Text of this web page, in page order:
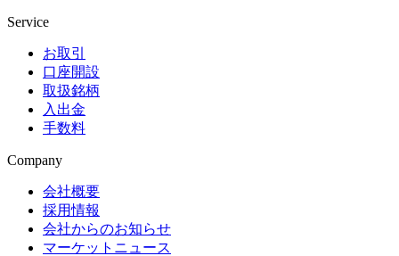
Service
お取引
口座開設
取扱銘柄
入出金
手数料
Company
会社概要
採用情報
会社からのお知らせ
マーケットニュース